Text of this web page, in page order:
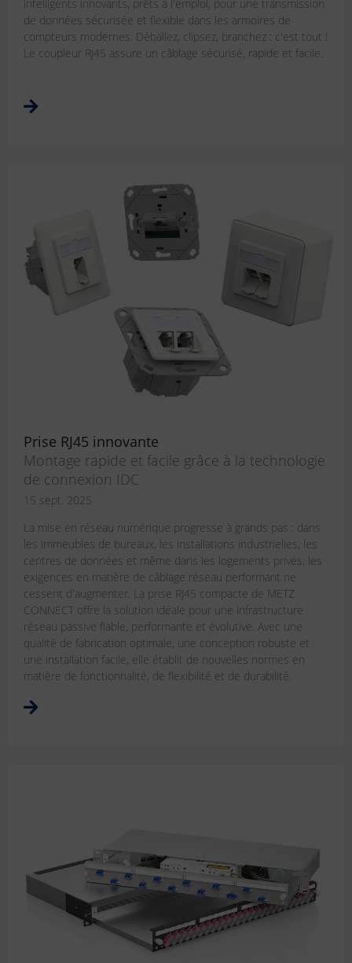
intelligents innovants, prêts à l'emploi, pour une transmission
de données sécurisée et flexible dans les armoires de
compteurs modernes. Déballez, clipsez, branchez : c'est tout !
Le coupleur RJ45 assure un câblage sécurisé, rapide et facile.
Prise RJ45 innovante
Montage rapide et facile grâce à la technologie
de connexion IDC
15 sept. 2025
La mise en réseau numérique progresse à grands pas : dans
les immeubles de bureaux, les installations industrielles, les
centres de données et même dans les logements privés, les
exigences en matière de câblage réseau performant ne
cessent d'augmenter. La prise RJ45 compacte de METZ
CONNECT offre la solution idéale pour une infrastructure
réseau passive fiable, performante et évolutive. Avec une
qualité de fabrication optimale, une conception robuste et
une installation facile, elle établit de nouvelles normes en
matière de fonctionnalité, de flexibilité et de durabilité.